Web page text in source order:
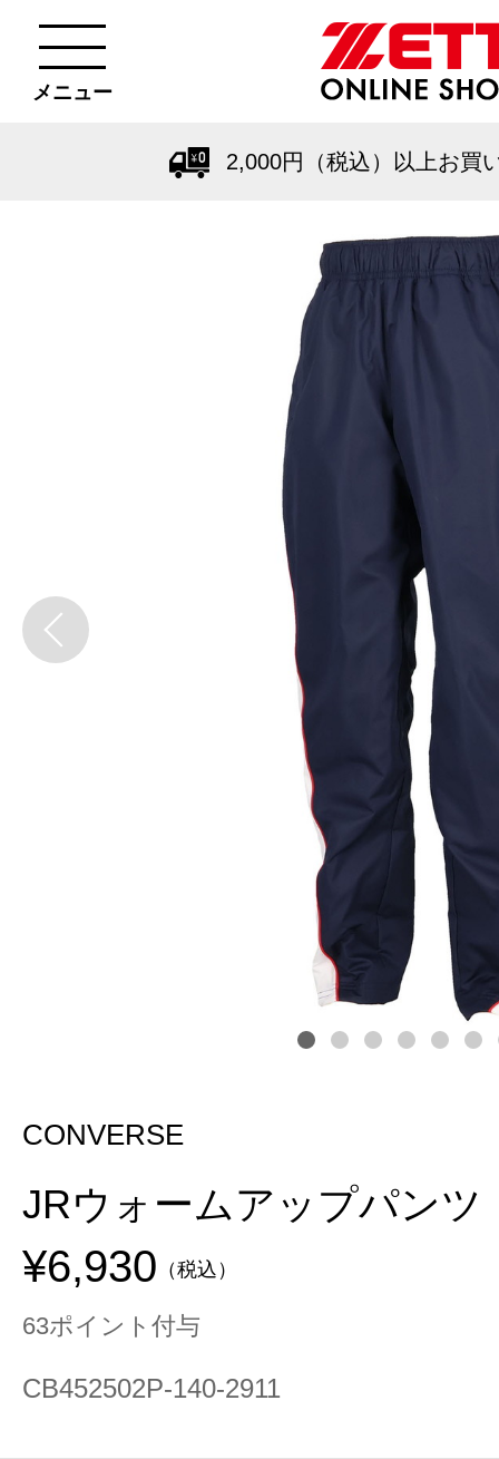
メニュー
2,000円（税込）以上お買
CONVERSE
JRウォームアップパンツ
¥6,930 （税込）
63ポイント付与
CB452502P-140-2911